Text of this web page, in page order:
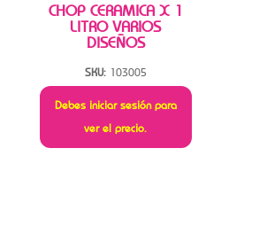
CHOP CERAMICA X 1
LITRO VARIOS
DISEÑOS
SKU: 103005
Debes iniciar sesión para
ver el precio.